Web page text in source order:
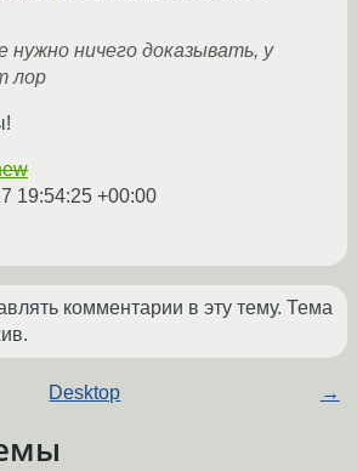
нужно ничего доказывать, у
лор
19:54:25 +00:00
комментарии в эту тему. Тема
Desktop →